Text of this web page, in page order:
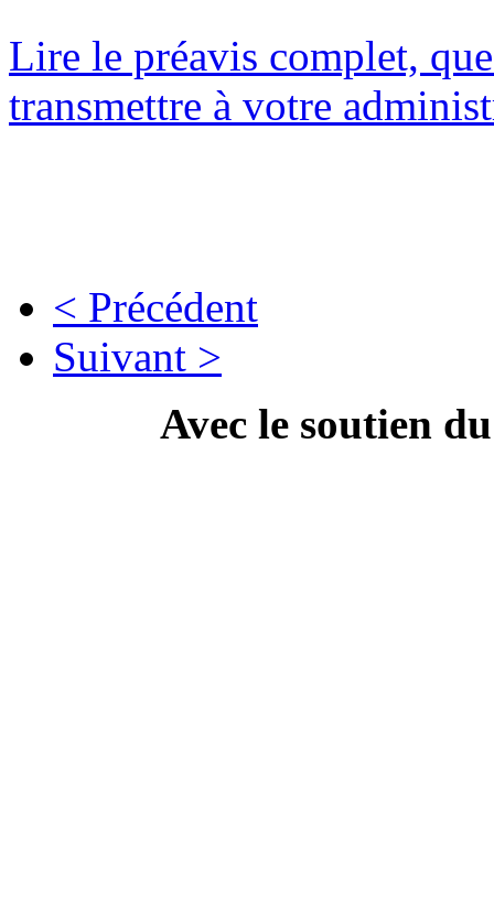
Lire le préavis complet,
transmettre à votre
< Précédent
Suivant >
Avec le soutien